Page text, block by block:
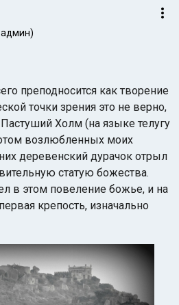
преподносится как творение
точки зрения это не верно,
Холм (на языке телугу
возлюбленных моих
деревенский дурачок отрыл
статую божества.
в этом повеление божье, и на
крепость, изначально